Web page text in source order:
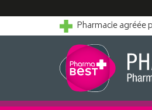
Pharmacie agréée